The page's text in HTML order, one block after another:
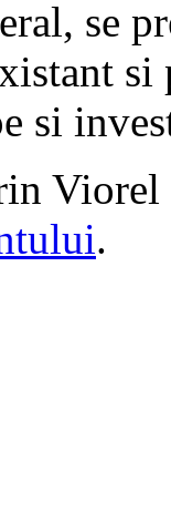
se
si
Viorel
.